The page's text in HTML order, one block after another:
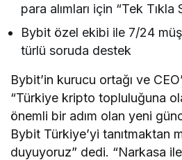
para alımları için “Tek Tıkla
Bybit özel ekibi ile 7/24
türlü soruda destek
Bybit’in kurucu ortağı ve
“Türkiye kripto topluluğuna
önemli bir adım olan yeni
Bybit Türkiye’yi tanıtmaktan
duyuyoruz” dedi. “Narkasa ile